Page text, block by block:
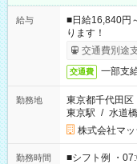
給与
■日給16,840
ります！
交通費別途
交通費 一部支
勤務地
東京都千代田区
東京駅 / 水道
株式会社マッ
勤務時間
■シフト例 ・